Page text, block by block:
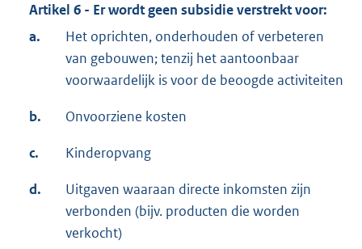
Artikel 6 - Er wordt geen subsidie verstrekt voor:
a.
Het oprichten, onderhouden of verbeteren
van gebouwen; tenzij het aantoonbaar
voorwaardelijk is voor de beoogde activiteiten
b. Onvoorziene kosten
c. Kinderopvang
d.
Uitgaven waaraan directe inkomsten zijn
verbonden (bijv. producten die worden
verkocht)